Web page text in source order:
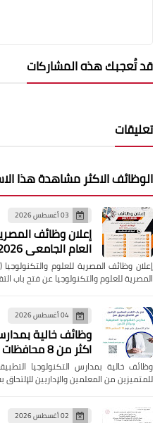
قد تُعجبك هذه المشاركات
تعليقات
الوظائف الاكثر مشاهدة هذا
03 أغسطس 2026
العام الجامعي 2027/2026
المصرية للعلوم والتكنولوجيا عن فتح باب
04 أغسطس 2026
وظائف خالية
اكثر من 8 محافظات
للمتميزين من المعلمين والإداريين
02 أغسطس 2026